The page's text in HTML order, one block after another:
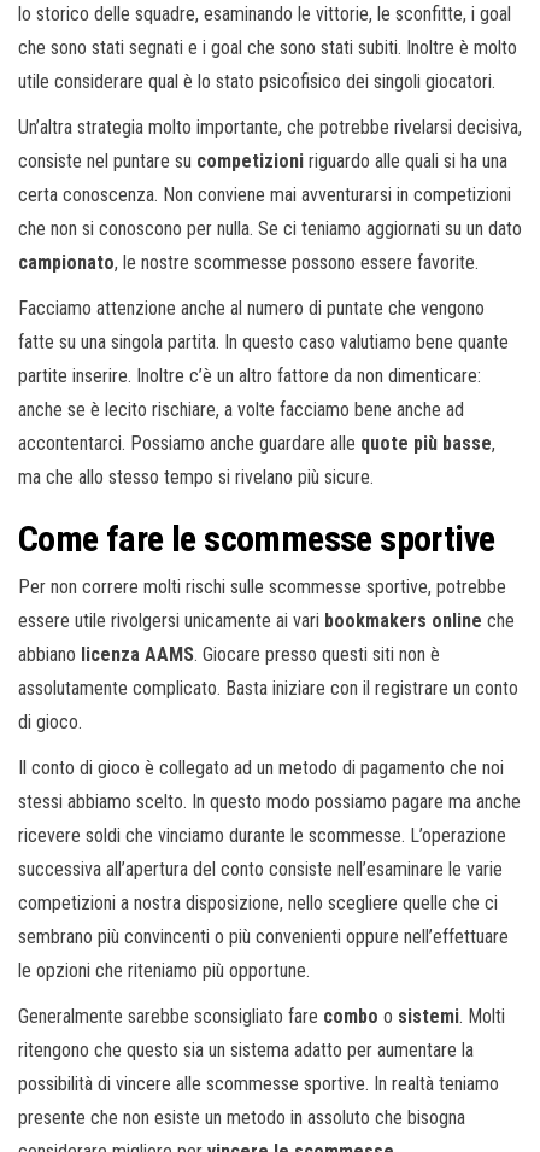
lo storico delle squadre, esaminando le vittorie, le sconfitte, i goal
che sono stati segnati e i goal che sono stati subiti. Inoltre è molto
utile considerare qual è lo stato psicofisico dei singoli giocatori.
Un’altra strategia molto importante, che potrebbe rivelarsi decisiva,
consiste nel puntare su competizioni riguardo alle quali si ha una
certa conoscenza. Non conviene mai avventurarsi in competizioni
che non si conoscono per nulla. Se ci teniamo aggiornati su un dato
campionato, le nostre scommesse possono essere favorite.
Facciamo attenzione anche al numero di puntate che vengono
fatte su una singola partita. In questo caso valutiamo bene quante
partite inserire. Inoltre c’è un altro fattore da non dimenticare:
anche se è lecito rischiare, a volte facciamo bene anche ad
accontentarci. Possiamo anche guardare alle quote più basse,
ma che allo stesso tempo si rivelano più sicure.
Come fare le scommesse sportive
Per non correre molti rischi sulle scommesse sportive, potrebbe
essere utile rivolgersi unicamente ai vari bookmakers online che
abbiano licenza AAMS. Giocare presso questi siti non è
assolutamente complicato. Basta iniziare con il registrare un conto
di gioco.
Il conto di gioco è collegato ad un metodo di pagamento che noi
stessi abbiamo scelto. In questo modo possiamo pagare ma anche
ricevere soldi che vinciamo durante le scommesse. L’operazione
successiva all’apertura del conto consiste nell’esaminare le varie
competizioni a nostra disposizione, nello scegliere quelle che ci
sembrano più convincenti o più convenienti oppure nell’effettuare
le opzioni che riteniamo più opportune.
Generalmente sarebbe sconsigliato fare combo o sistemi. Molti
ritengono che questo sia un sistema adatto per aumentare la
possibilità di vincere alle scommesse sportive. In realtà teniamo
presente che non esiste un metodo in assoluto che bisogna